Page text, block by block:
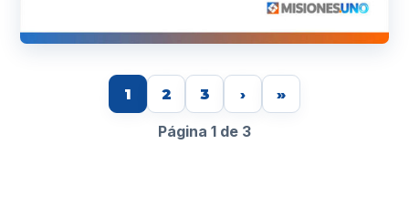
1 2 3 › »
Página 1 de 3